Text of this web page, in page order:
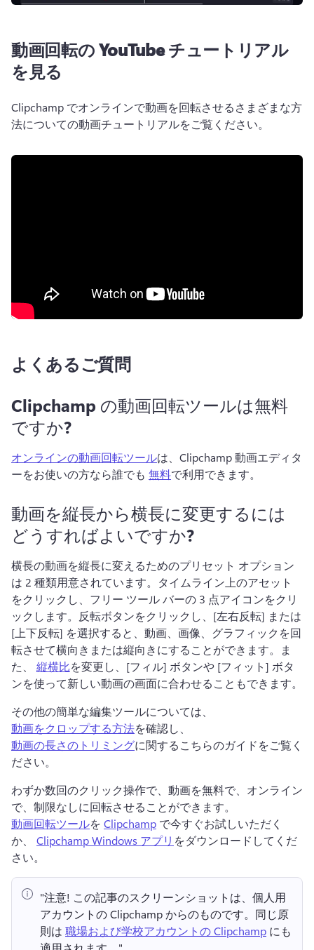
動画回転の YouTube チュートリアル
を見る
Clipchamp でオンラインで動画を回転させるさまざまな方
法についての動画チュートリアルをご覧ください。
よくあるご質問
Clipchamp の動画回転ツールは無料
ですか?
オンラインの動画回転ツールは、Clipchamp 動画エディタ
ーをお使いの方なら誰でも 無料で利用できます。
動画を縦長から横長に変更するには
どうすればよいですか?
横長の動画を縦長に変えるためのプリセット オプション
は 2 種類用意されています。 タイムライン上のアセット
をクリックし、フリー ツール バーの 3 点アイコンをクリ
ックします。 反転ボタンをクリックし、[左右反転] または
[上下反転] を選択すると、動画、画像、グラフィックを回
転させて横向きまたは縦向きにすることができます。
ま
た、 縦横比を変更し、[フィル] ボタンや [フィット] ボタ
その他の簡単な編集ツールについては、
動画をクロップする方法を確認し、
動画の長さのトリミングに関するこちらのガイドをご覧く
ださい。
わずか数回のクリック操作で、動画を無料で、オンライン
で、制限なしに回転させることができます。
動画回転ツールを Clipchamp で今すぐお試しいただく
か、 Clipchamp Windows アプリ をダウンロードしてくだ
さい。
"注意! この記事のスクリーンショットは、個人用
アカウントの Clipchamp からのものです。 同じ原
則は 職場および学校アカウントの Clipchamp にも